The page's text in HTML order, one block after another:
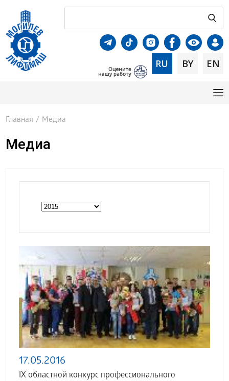
RU BY EN
Главная / Медиа
Медиа
17.05.2016
IX областной конкурс профессионального